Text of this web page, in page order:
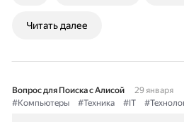
Читать далее
Вопрос для Поиска с Алисой
29 января
#Компьютеры
#Техника #IT